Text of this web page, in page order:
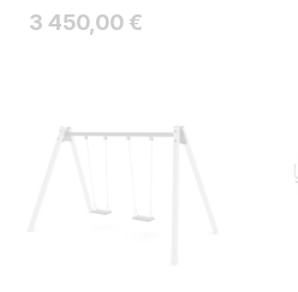
Hinta
3 450,00 €